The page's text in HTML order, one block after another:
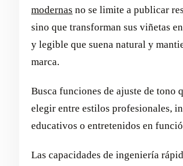
modernas no se limite a publicar
sino que transforman sus viñetas
y legible que suena natural y
marca.
Busca funciones de ajuste de tono
elegir entre estilos profesionales,
educativos o entretenidos en
Las capacidades de ingeniería